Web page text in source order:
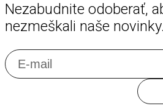
Nezabudnite odoberať,
nezmeškali naše novinky.